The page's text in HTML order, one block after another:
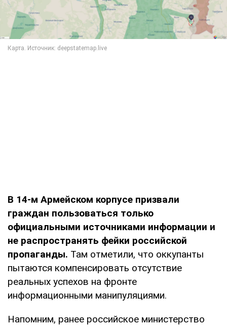
В 14-м Армейском корпусе призвали
граждан пользоваться только
официальными источниками информации и
не распространять фейки российской
пропаганды. Там отметили, что оккупанты
пытаются компенсировать отсутствие
реальных успехов на фронте
информационными манипуляциями.
Напомним, ранее российское министерство